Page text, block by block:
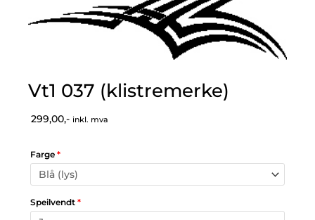
Vt1 037 (klistremerke)
299,00,- inkl. mva
Farge *
Speilvendt *